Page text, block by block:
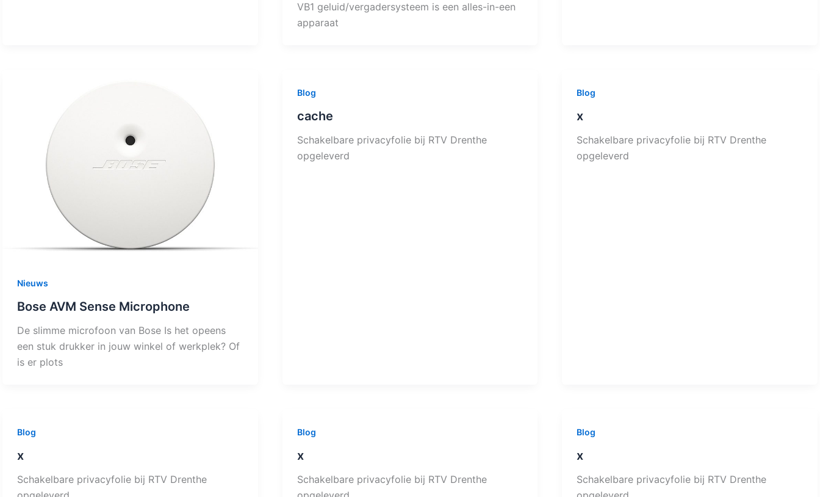
VB1 geluid/vergadersysteem is een alles-in-een
apparaat
Nieuws
Bose AVM Sense Microphone
De slimme microfoon van Bose Is het opeens
een stuk drukker in jouw winkel of werkplek? Of
is er plots
Blog
cache
Schakelbare privacyfolie bij RTV Drenthe
opgeleverd
Blog
x
Schakelbare privacyfolie bij RTV Drenthe
opgeleverd
Blog
x
Schakelbare privacyfolie bij RTV Drenthe
Blog
x
Schakelbare privacyfolie bij RTV Drenthe
Blog
x
Schakelbare privacyfolie bij RTV Drenthe